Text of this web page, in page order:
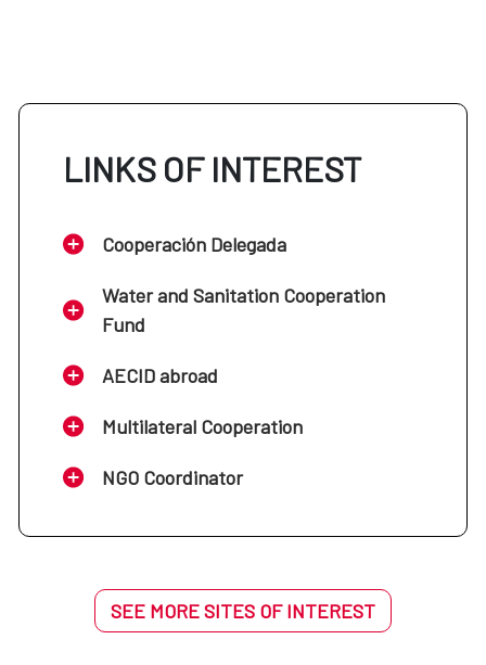
LINKS OF INTEREST
Cooperación Delegada
Water and Sanitation Cooperation
Fund
AECID abroad
Multilateral Cooperation
NGO Coordinator
SEE MORE SITES OF INTEREST